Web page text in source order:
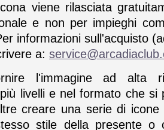
viene rilasciata
e non per impieghi
informazioni sull'acquisto
a:
l'immagine ad alta
livelli e nel formato che si
creare una serie di icone
stile della presente o